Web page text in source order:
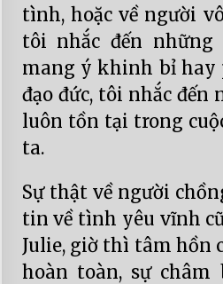
tình, hoặc về người
tôi nhắc đến những
mang ý khinh bỉ hay
đạo đức, tôi nhắc
luôn tồn tại trong
ta.
Sự thật về người
tin về tình yêu vĩnh
Julie, giờ thì tâm hồn
hoàn toàn, sự